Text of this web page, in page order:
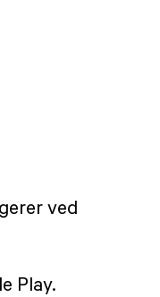
ved
Play.